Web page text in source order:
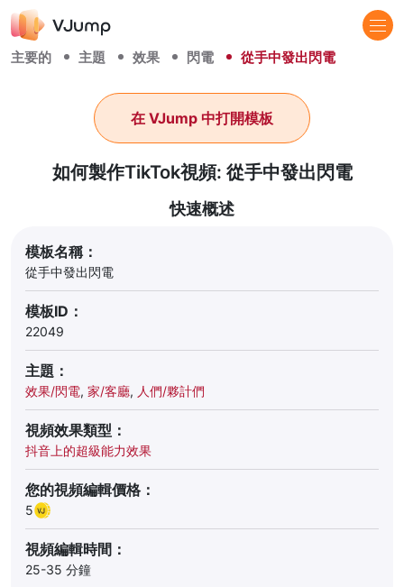
主要的 主題 效果 閃電 從手中發出閃電
如何製作TikTok視頻: 從手中發出閃電
在 VJump 中打開模板
快速概述
模板名稱：
從手中發出閃電
模板ID：
22049
主題：
效果/閃電, 家/客廳, 人們/夥計們
視頻效果類型：
抖音上的超級能力效果
您的視頻編輯價格：
5
視頻編輯時間：
25-35 分鐘